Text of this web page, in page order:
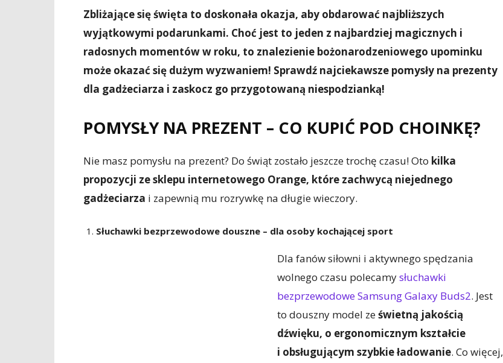
Zbliżające się święta to doskonała okazja, aby obdarować najbliższych
wyjątkowymi podarunkami. Choć jest to jeden z najbardziej magicznych i
radosnych momentów w roku, to znalezienie bożonarodzeniowego upominku
może okazać się dużym wyzwaniem! Sprawdź najciekawsze pomysły na prezenty
dla gadżeciarza i zaskocz go przygotowaną niespodzianką!
POMYSŁY NA PREZENT – CO KUPIĆ POD CHOINKĘ?
Nie masz pomysłu na prezent? Do świąt zostało jeszcze trochę czasu! Oto kilka
propozycji ze sklepu internetowego Orange, które zachwycą niejednego
gadżeciarza i zapewnią mu rozrywkę na długie wieczory.
Słuchawki bezprzewodowe douszne – dla osoby kochającej sport
Dla fanów siłowni i aktywnego spędzania
wolnego czasu polecamysłuchawki
bezprzewodowe Samsung Galaxy Buds2. Jest
to douszny model ześwietną jakością
dźwięku, o ergonomicznym kształcie
i obsługującym szybkie ładowanie. Co więcej,